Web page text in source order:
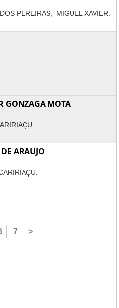
PEREIRAS, MIGUEL XAVIER.
GONZAGA MOTA
ARAUJO
7 >